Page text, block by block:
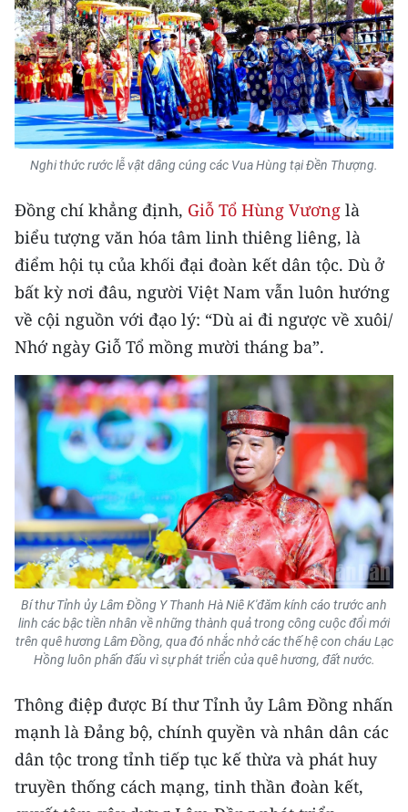
TIN MỚI
TIN ĐỊA PHƯƠNG
Trung du và miền núi phía Bắc
Đồng bằng sông Hồng
Bắc Trung Bộ
Duyên hải Nam Trung Bộ và Tây
Nguyên
Đông Nam Bộ
Đồng bằng sông Cửu Long
Chuyên trang Hà Nội
Chuyên trang TP. Hồ Chí Minh
CHUYÊN ĐỀ
CÁC CHUYÊN TRANG
VỀ BÁO NHÂN DÂN
THỜI NAY
NHÂN DÂN CUỐI TUẦN
MUA BÁO
ĐỌC BÁO IN
Nghi thức rước lễ vật dâng cúng các Vua Hùng tại Đền Thượng.
Đồng chí khẳng định, Giỗ Tổ Hùng Vương là
biểu tượng văn hóa tâm linh thiêng liêng, là
điểm hội tụ của khối đại đoàn kết dân tộc. Dù ở
bất kỳ nơi đâu, người Việt Nam vẫn luôn hướng
về cội nguồn với đạo lý: “Dù ai đi ngược về xuôi/
Nhớ ngày Giỗ Tổ mồng mười tháng ba”.
Bí thư Tỉnh ủy Lâm Đồng Y Thanh Hà Niê K'đăm kính cáo trước anh
linh các bậc tiền nhân về những thành quả trong công cuộc đổi mới
trên quê hương Lâm Đồng, qua đó nhắc nhở các thế hệ con cháu Lạc
Hồng luôn phấn đấu vì sự phát triển của quê hương, đất nước.
Thông điệp được Bí thư Tỉnh ủy Lâm Đồng nhấn
mạnh là Đảng bộ, chính quyền và nhân dân các
dân tộc trong tỉnh tiếp tục kế thừa và phát huy
truyền thống cách mạng, tinh thần đoàn kết,